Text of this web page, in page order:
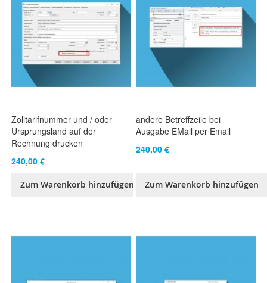
Zolltarifnummer und / oder
Ursprungsland auf der
Rechnung drucken
240,00 €
Zum Warenkorb hinzufügen
andere Betreffzeile bei
Ausgabe EMail per Email
240,00 €
Zum Warenkorb hinzufügen